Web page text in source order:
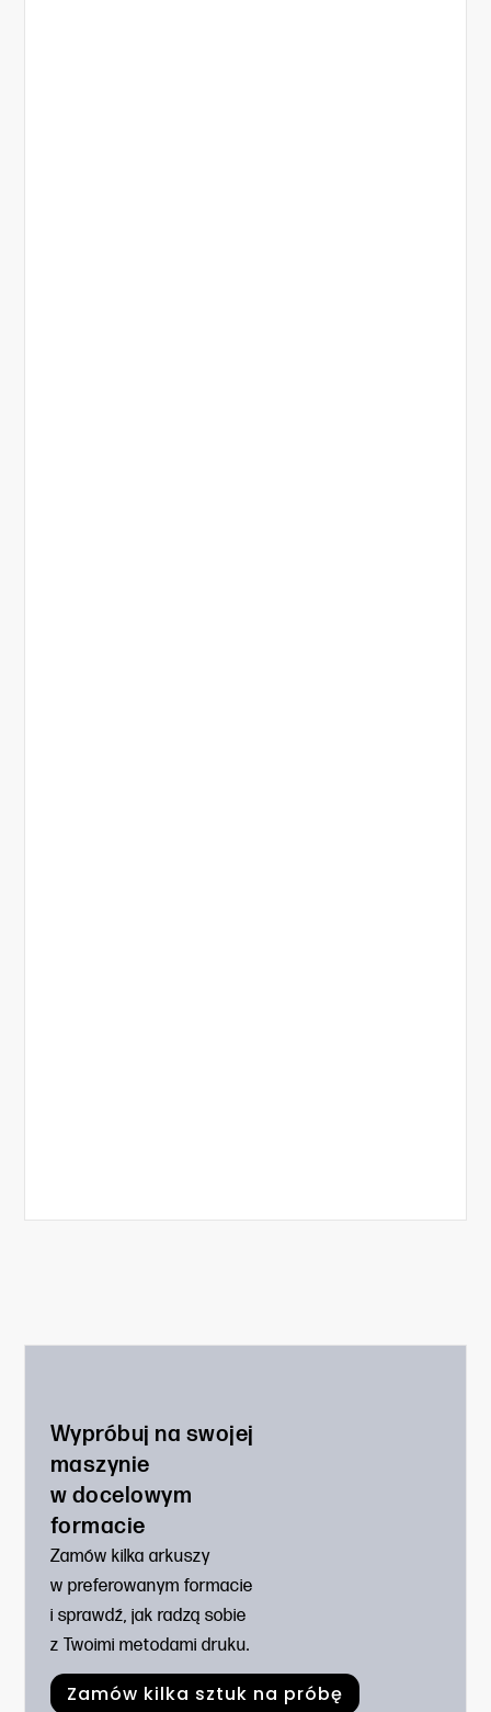
Wypróbuj na swojej
maszynie
w docelowym
formacie
Zamów kilka arkuszy
w preferowanym formacie
i sprawdź, jak radzą sobie
z Twoimi metodami druku.
Zamów kilka sztuk na próbę